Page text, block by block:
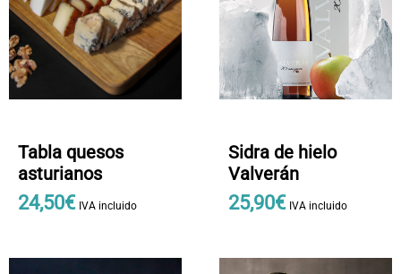
Tabla quesos
asturianos
24,50€ IVA incluido
Sidra de hielo
Valverán
25,90€ IVA incluido